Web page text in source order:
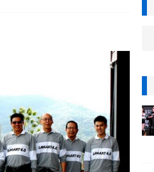
ลาด 25 มีค. – 5
กำแพง ‘บ้านใหญ่’ ใน